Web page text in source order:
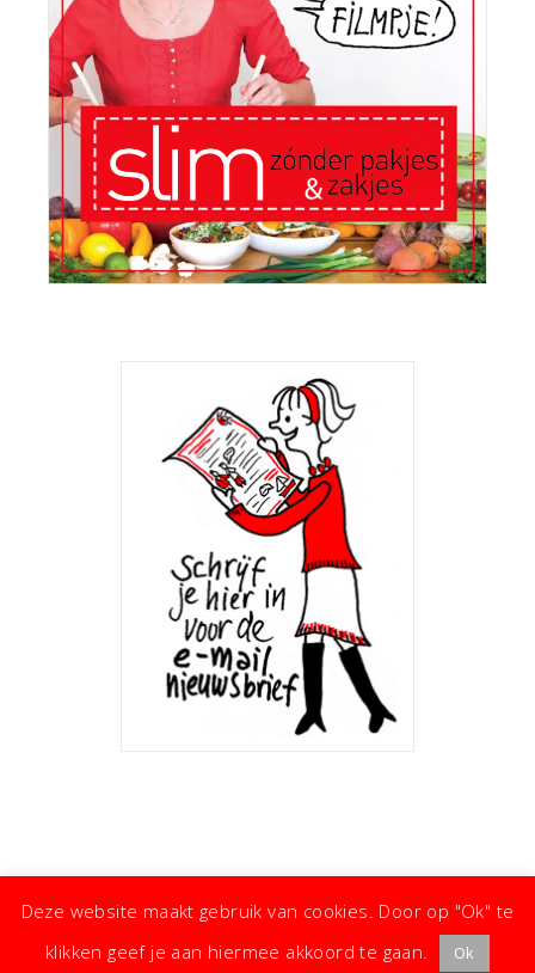
Deze website maakt gebruik van cookies. Door op "Ok" te
klikken geef je aan hiermee akkoord te gaan.
Ok